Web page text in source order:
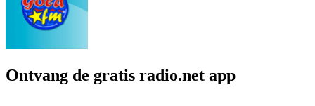
Ontvang de gratis radio.net app